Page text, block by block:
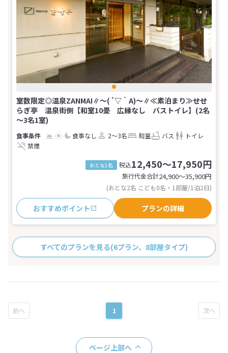
室数限定◎温泉ZANMAI∥～(´▽｀A)～∥≪素泊まり≫せせ
らぎ亭 温泉街側【和室10畳 広縁なし バストイレ】(2名
～3名1室)
食事なし 2～3名 和室 バス
トイレ
禁煙
おとな1名 税込12,450～17,950円
旅行代金合計24,900〜35,900円
(おとな2名 こども0名・1部屋/1泊2日)
おすすめポイント プランの詳細
すべてのプランを見る(6プラン、8部屋タイプ)
1
ページ上部へ